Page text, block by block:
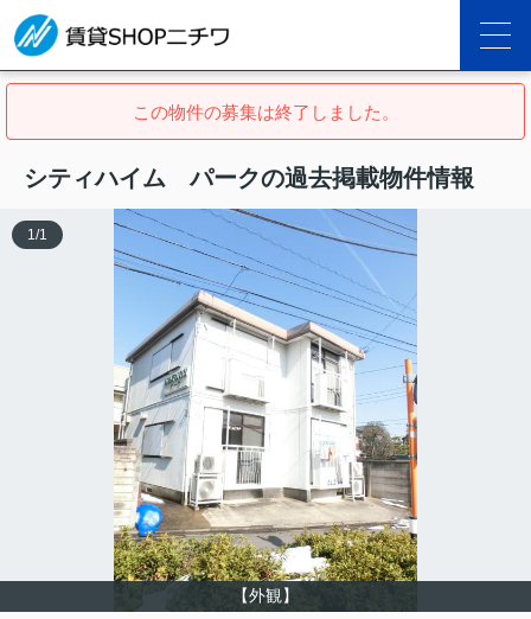
この物件の募集は終了しました。
シティハイム パークの過去掲載物件情報
【外観】
1 /1